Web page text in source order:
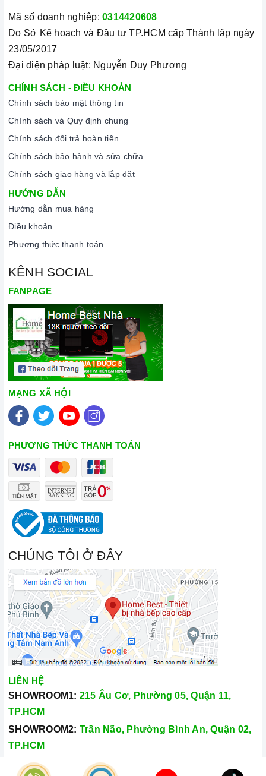
Mã số doanh nghiệp: 0314420608
Do Sở Kế hoạch và Đầu tư TP.HCM cấp Thành lập ngày
23/05/2017
Đại diện pháp luật: Nguyễn Duy Phương
CHÍNH SÁCH - ĐIỀU KHOẢN
Chính sách bảo mật thông tin
Chính sách và Quy định chung
Chính sách đổi trả hoàn tiền
Chính sách bảo hành và sửa chữa
Chính sách giao hàng và lắp đặt
HƯỚNG DẪN
Hướng dẫn mua hàng
Điều khoản
Phương thức thanh toán
KÊNH SOCIAL
FANPAGE
MẠNG XÃ HỘI
PHƯƠNG THỨC THANH TOÁN
CHÚNG TÔI Ở ĐÂY
LIÊN HỆ
SHOWROOM1: 215 Âu Cơ, Phường 05, Quận 11,
TP.HCM
SHOWROOM2: Trần Não, Phường Bình An, Quận 02,
TP.HCM
Hotline:
028.66.79.8989